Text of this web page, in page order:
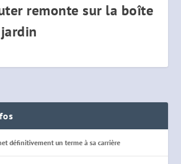
remonte sur la boîte
définitivement un terme à sa carrière